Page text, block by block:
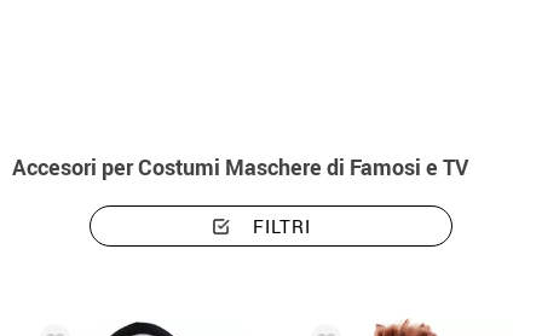
Accesori per Costumi Maschere di Famosi e TV
FILTRI